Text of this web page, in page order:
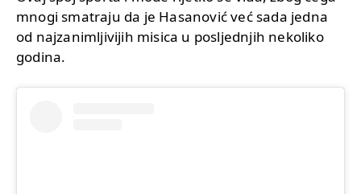
mnogi smatraju da je Hasanović već sada jedna
od najzanimljivijih misica u posljednjih nekoliko
godina.